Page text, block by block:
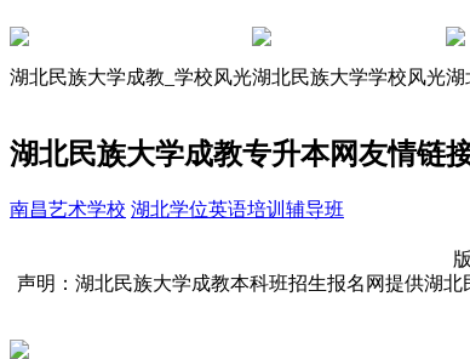
湖北民族大学成教_学校风光湖北民族大学学校风光湖
湖北民族大学成教专升本网友情链
南昌艺术学校 湖北学位英语培训辅导班
声明：湖北民族大学成教本科班招生报名网提供湖